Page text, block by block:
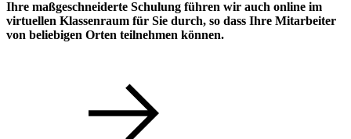
Ihre maßgeschneiderte Schulung führen wir auch online im
virtuellen Klassenraum für Sie durch, so dass Ihre Mitarbeiter
von beliebigen Orten teilnehmen können.